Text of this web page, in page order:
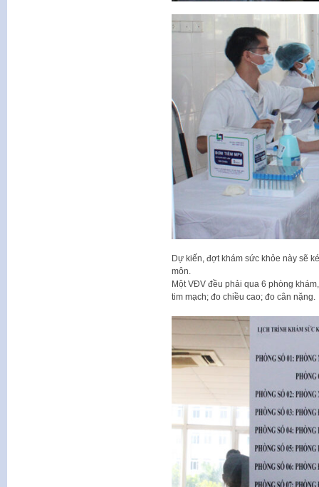
Dự kiến, đợt khám sức khỏe này sẽ
môn.
Một VĐV đều phải qua 6 phòng
tim mạch; đo chiều cao; đo cân nặng.